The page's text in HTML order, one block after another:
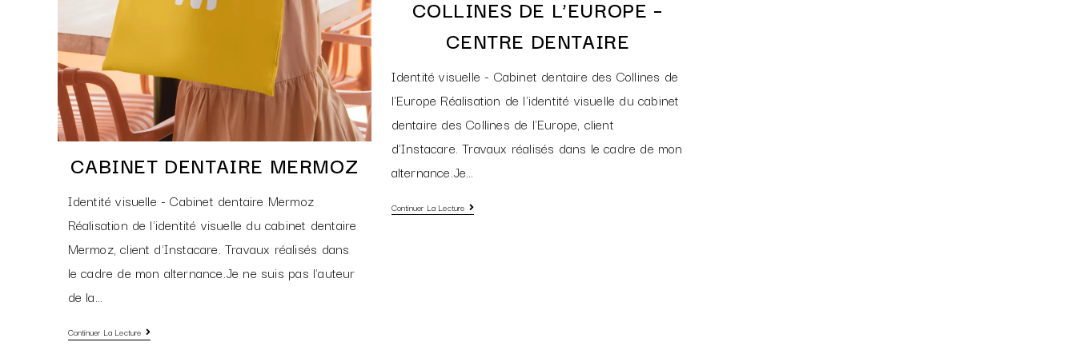
CABINET DENTAIRE MERMOZ
Identité visuelle - Cabinet dentaire Mermoz
Réalisation de l'identité visuelle du cabinet dentaire
Mermoz, client d'Instacare. Travaux réalisés dans
le cadre de mon alternance.Je ne suis pas l'auteur
de la…
Continuer La Lecture
COLLINES DE L’EUROPE –
CENTRE DENTAIRE
Identité visuelle - Cabinet dentaire des Collines de
l'Europe Réalisation de l'identité visuelle du cabinet
dentaire des Collines de l'Europe, client
d'Instacare. Travaux réalisés dans le cadre de mon
alternance.Je…
Continuer La Lecture